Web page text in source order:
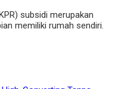
subsidi merupakan
memiliki rumah sendiri.